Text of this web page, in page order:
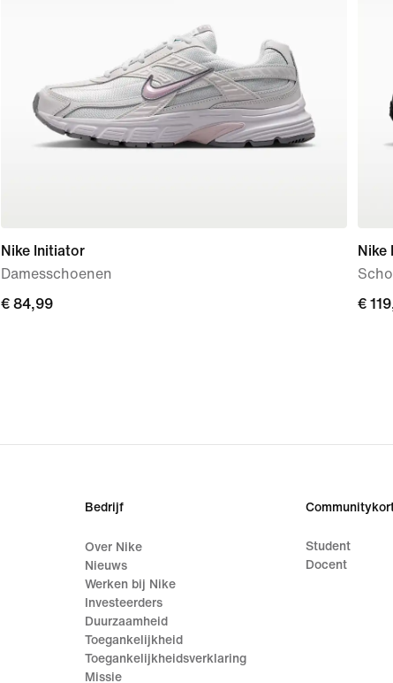
Nike Initiator
Damesschoenen
€ 84,99
€ 84,99
Nike
€
€
Bedrijf
Over Nike
Nieuws
Werken bij Nike
Investeerders
Duurzaamheid
Toegankelijkheid
Toegankelijkheidsverklaring
Missie
Student
Docent